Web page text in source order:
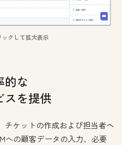
ックして拡大表示
的な
スを提供
チケットの作成および担当者へ
への顧客データの入力、必要